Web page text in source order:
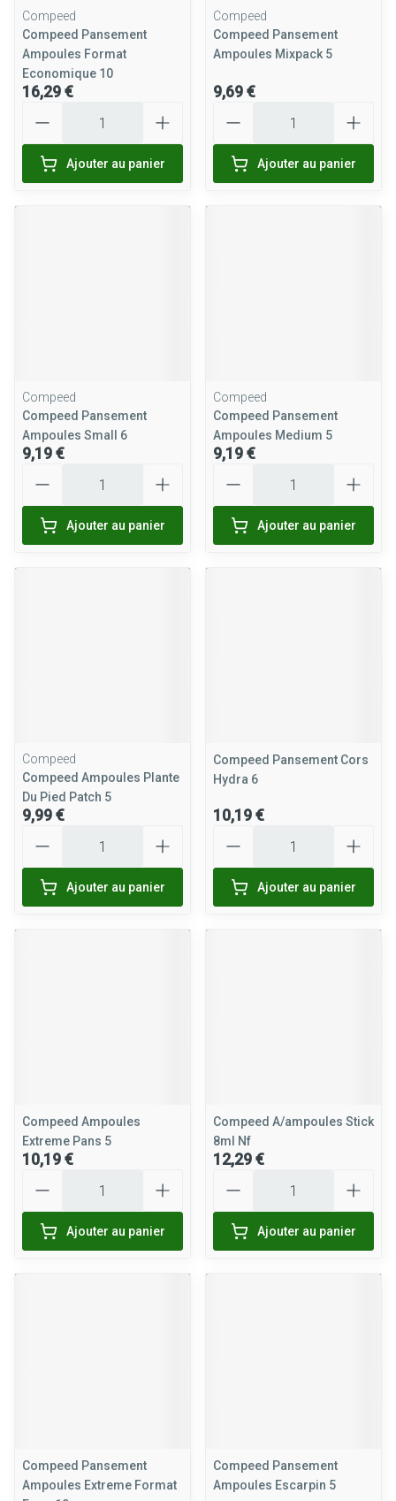
Compeed
Compeed Pansement
Ampoules Format
Economique 10
16,29 €
Ajouter au panier
Compeed
Compeed Pansement
Ampoules Mixpack 5
9,69 €
Ajouter au panier
Compeed
Compeed Pansement
Ampoules Small 6
9,19 €
Ajouter au panier
Compeed
Compeed Pansement
Ampoules Medium 5
9,19 €
Ajouter au panier
Compeed
Compeed Ampoules Plante
Du Pied Patch 5
9,99 €
Ajouter au panier
Compeed Pansement Cors
Hydra 6
10,19 €
Ajouter au panier
Compeed Ampoules
Extreme Pans 5
10,19 €
Ajouter au panier
Compeed A/ampoules Stick
8ml Nf
12,29 €
Ajouter au panier
Compeed Pansement
Ampoules Extreme Format
Compeed Pansement
Ampoules Escarpin 5